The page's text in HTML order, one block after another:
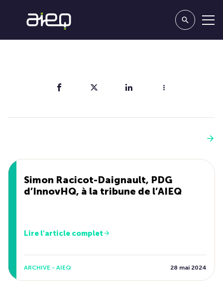
Simon Racicot-Daignault, PDG
d’InnovHQ, à la tribune de l’AIEQ
Lire l'article complet
ARCHIVE - AIEQ 28 mai 2024